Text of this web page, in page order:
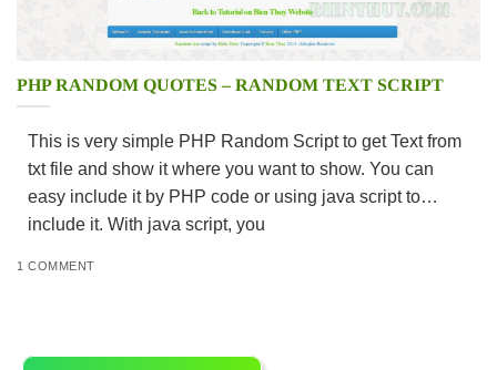
PHP RANDOM QUOTES – RANDOM TEXT SCRIPT
This is very simple PHP Random Script to get Text from
txt file and show it where you want to show. You can
easy include it by PHP code or using java script to
include it. With java script, you
1 COMMENT